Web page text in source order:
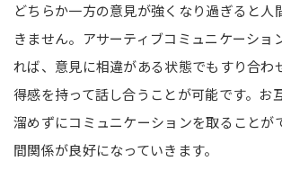
どちらか一方の意見が強くなり過ぎると人
きません。アサーティブコミュニケーショ
れば、意見に相違がある状態でもすり合わ
得感を持って話し合うことが可能です。お
溜めずにコミュニケーションを取ることが
間関係が良好になっていきます。